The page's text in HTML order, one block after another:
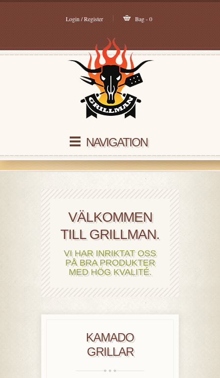
Login / Register Bag - 0
NAVIGATION
VÄLKOMMEN
TILL GRILLMAN.
VI HAR INRIKTAT OSS
PÅ BRA PRODUKTER
MED HÖG KVALITÉ.
KAMADO
GRILLAR